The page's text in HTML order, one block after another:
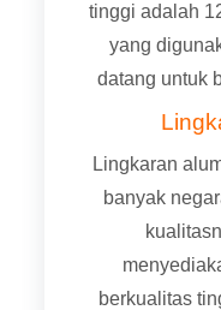
tinggi adalah
yang
datang untuk
Lingkaran
banyak
berkualitas